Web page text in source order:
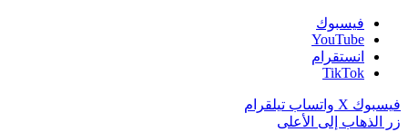
فيسبوك
‫YouTube
انستقرام
‫TikTok
فيسبوك ‫X واتساب تيلقرام
زر الذهاب إلى الأعلى